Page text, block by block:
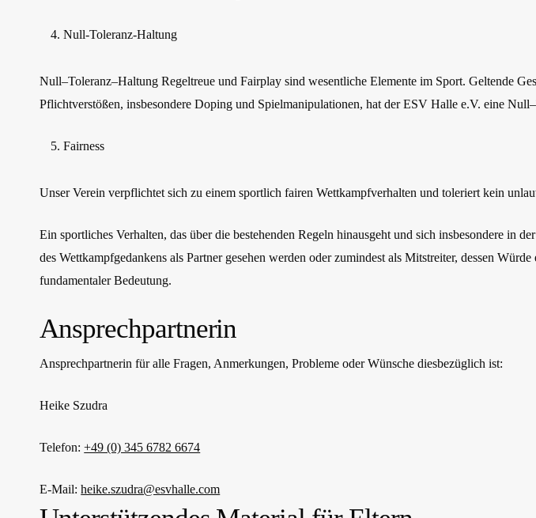
Null-Toleranz-Haltung
Null–Toleranz–Haltung Regeltreue und Fairplay sind wesentliche Elemente im Sport. Geltende
Pflichtverstößen, insbesondere Doping und Spielmanipulationen, hat der ESV Halle e.V. eineNull–
Fairness
Unser Verein verpflichtet sich zu einem sportlich fairen Wettkampfverhalten und toleriert kein
Ein sportliches Verhalten, das über die bestehenden Regeln hinausgeht und sich insbesondere in
des Wettkampfgedankens als Partner gesehen werden oder zumindest als Mitstreiter, dessen
fundamentaler Bedeutung.
Ansprechpartnerin
Ansprechpartnerin für alle Fragen, Anmerkungen, Probleme oder Wünsche diesbezüglich ist:
Heike Szudra
Telefon:+49 (0) 345 6782 6674
E-Mail:heike.szudra@esvhalle.com